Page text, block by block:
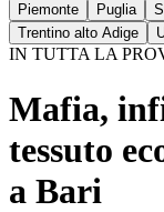
Piemonte
Puglia
Trentino alto Adige
IN TUTTA LA
Mafia,
tessuto
a Bari